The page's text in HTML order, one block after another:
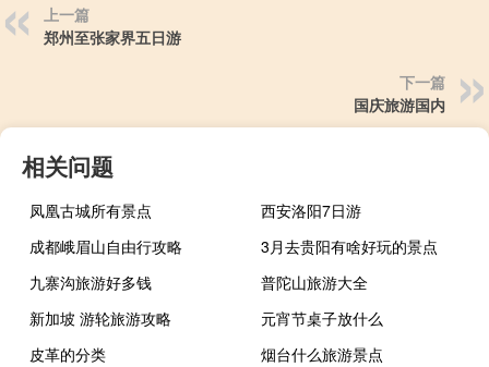
上一篇
郑州至张家界五日游
下一篇
国庆旅游国内
相关问题
凤凰古城所有景点
西安洛阳7日游
成都峨眉山自由行攻略
3月去贵阳有啥好玩的景点
九寨沟旅游好多钱
普陀山旅游大全
新加坡 游轮旅游攻略
元宵节桌子放什么
皮革的分类
烟台什么旅游景点